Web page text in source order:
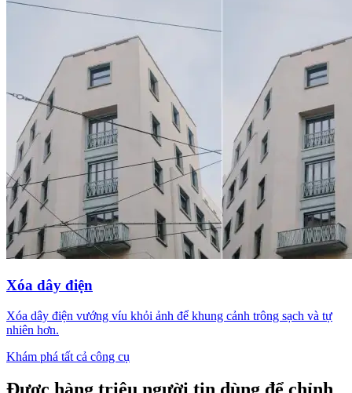
Xóa dây điện
Xóa dây điện vướng víu khỏi ảnh để khung cảnh trông sạch và tự
nhiên hơn.
Khám phá tất cả công cụ